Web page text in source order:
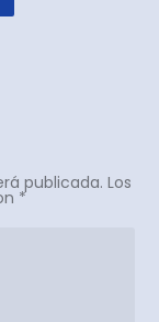
publicada. Los
*